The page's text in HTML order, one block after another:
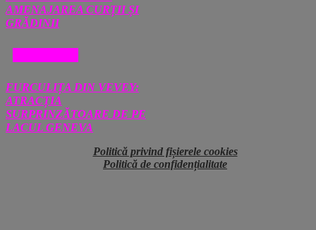
AMENAJAREA CURȚII ȘI
GRĂDINII
FURCULIȚA DIN VEVEY:
ATRACȚIA
SURPRINZĂTOARE DE PE
LACUL GENEVA
Politică privind fișierele cookies
Politică de confidențialitate